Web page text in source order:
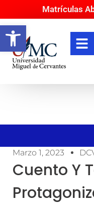
Abrir barra
Matrículas
Marzo 1, 2023
Cuento Y